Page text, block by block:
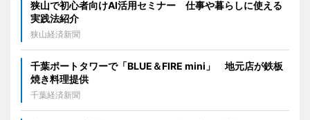
狭山で初心者向けAI活用セミナー 仕事や暮らしに使える
実践法紹介
狭山経済新聞
千葉ポートタワーで「BLUE＆FIRE mini」 地元店が鉄板
焼き料理提供
千葉経済新聞